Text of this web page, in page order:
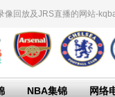
像回放及JRS直播的网站-
NBA集锦 网络